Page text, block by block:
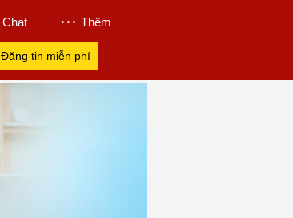
Chat Thêm
Đăng tin miễn phí